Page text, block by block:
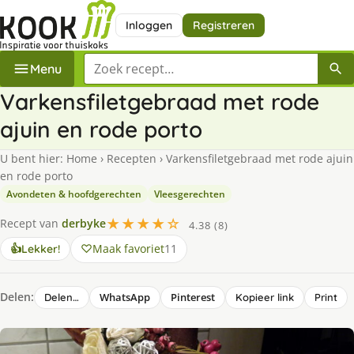
Inloggen Registreren
Menu Zoek een recept
Varkensfiletgebraad met rode
ajuin en rode porto
U bent hier: Home › Recepten › Varkensfiletgebraad met rode ajuin
en rode porto
Avondeten & hoofdgerechten Vleesgerechten
Recept van derbyke★★★★☆
4.38 (8)
👍Lekker! Maak favoriet11
Delen: Delen… WhatsApp Pinterest Kopieer link Print